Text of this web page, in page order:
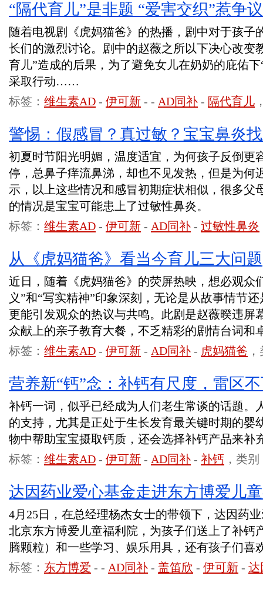
“隔代育儿”是非题 “爱害交织”惹争议
随着电视剧《虎妈猫爸》的热播，剧中对于孩子
长们的激烈讨论。剧中的赵薇之所以下决心改变
育儿”造成的后果，为了避免女儿在奶奶的庇佑
采取行动……
标签： 维生素AD - 伊可新 - - AD同补 - 隔代育儿
警惕：假感冒？真过敏？宝宝鼻炎
初夏时节阳光明媚，温度适宜，为何孩子反倒更
停，总鼻子痒流鼻涕，却也不见发热，但是为
示，以上这些情况和感冒初期症状相似，很多父
的情况是宝宝可能患上了过敏性鼻炎。
标签： 维生素AD - 伊可新 - AD同补 - 过敏性鼻炎
从《虎妈猫爸》看当今育儿三大问题
近日，随着《虎妈猫爸》的荧屏热映，想必观众
义”和“写实精神”印象深刻，无论是从故事情节
更能引发观众的热议与共鸣。此剧是赵薇暌违屏
众献上的亲子教育大餐，不乏精彩的剧情台词和
标签： 维生素AD - 伊可新 - AD同补 - 虎妈猫爸
营养新“钙”念：补钙有尺度，雷区
补钙一词，似乎已经成为人们老生常谈的话题。
的支持，尤其是正处于生长发育最关键时期的婴
物中帮助宝宝摄取钙质，还会选择补钙产品来补
标签： 维生素AD - 伊可新 - AD同补 - 补钙 ，类
达因药业爱心基金走进东方博爱儿
4月25日，在总经理杨杰女士的带领下，达因药
北京东方博爱儿童福利院，为孩子们送上了补钙
腾颗粒）和一些学习、娱乐用具，还有孩子们喜
标签： 东方博爱 - - AD同补 - 盖笛欣 - 伊可新 - 达